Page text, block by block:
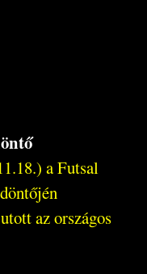
a Futsal
az országos